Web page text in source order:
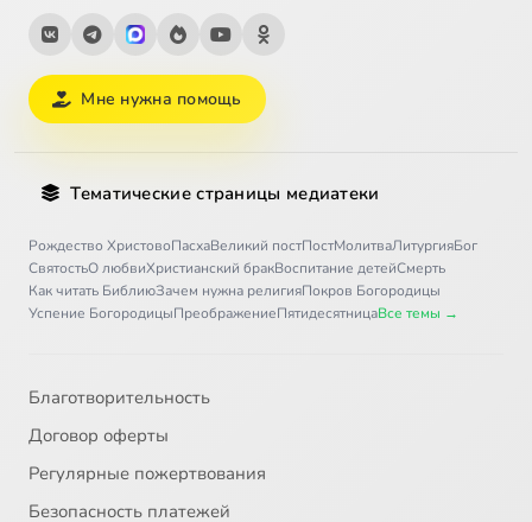
Мне нужна помощь
Тематические страницы медиатеки
Рождество ХристовоПасхаВеликий постПостМолитваЛитургияБог
СвятостьО любвиХристианский бракВоспитание детейСмерть
Как читать БиблиюЗачем нужна религияПокров Богородицы
Успение БогородицыПреображениеПятидесятницаВсе темы →
Благотворительность
Договор оферты
Регулярные пожертвования
Безопасность платежей